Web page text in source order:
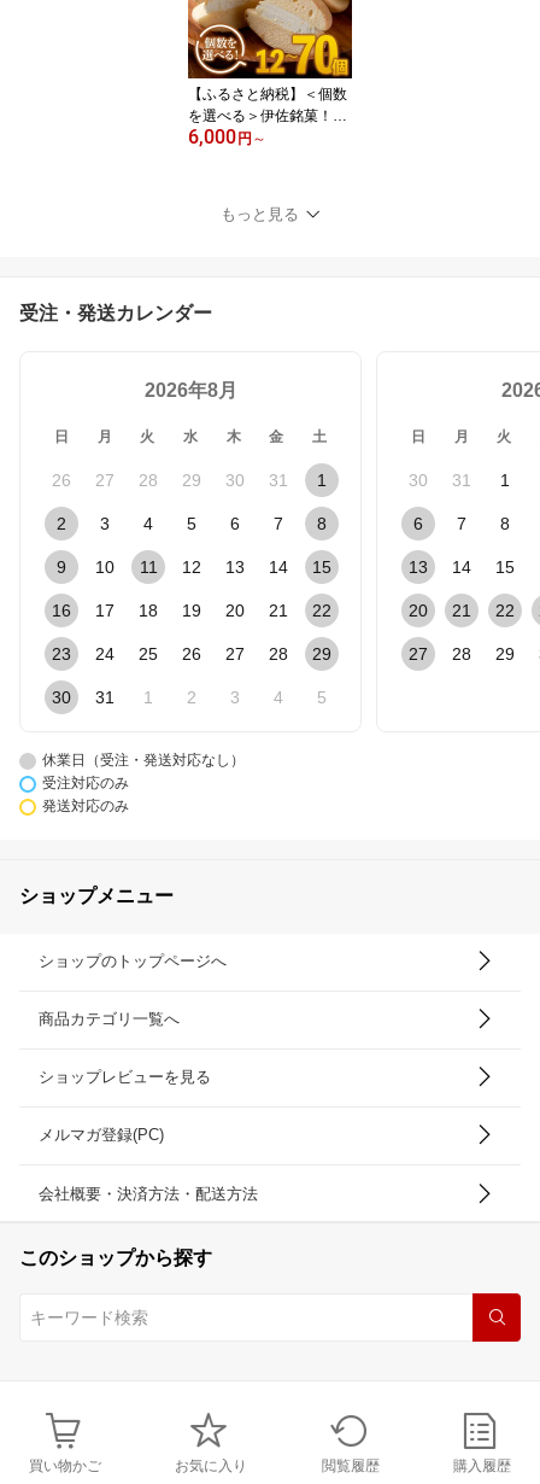
も ギフト 贈答 お土産 手
土産【猩々農園】
【ふるさと納税】＜個数
を選べる＞伊佐銘菓！ト
リコロールのチーズブッ
茶菓子 クリーム スイー
ツ おやつ 手土産 冷凍 冷
6,000 円 ～
もっと見る
受注・発送カレンダー
2026年8月
日 月 火 水 木 金 土
26 27 28 29 30 31 1
2 3 4 5 6 7 8
9 10 11 12 13 14 15
16 17 18 19 20 21 22
23 24 25 26 27 28 29
30 31 1 2 3 4 5
日 月 火
30 31 1
6 7 8
13 14 15
20 21 22
27 28 29
休業日（受注・発送対応なし）
受注対応のみ
発送対応のみ
ショップメニュー
ショップのトップページへ
商品カテゴリ一覧へ
ショップレビューを見る
メルマガ登録(PC)
会社概要・決済方法・配送方法
このショップから探す
買い物かご お気に入り 閲覧履歴 購入履歴